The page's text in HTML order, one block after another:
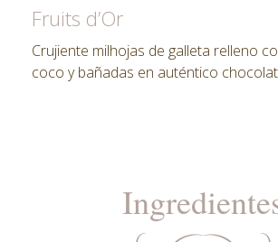
Fruits d’Or
Crujiente milhojas de galleta relleno
coco y bañadas en auténtico